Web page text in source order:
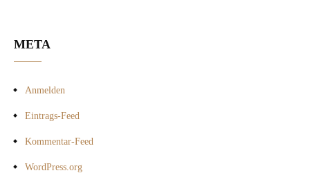
META
Anmelden
Eintrags-Feed
Kommentar-Feed
WordPress.org